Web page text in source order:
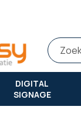
DIGITAL
SIGNAGE